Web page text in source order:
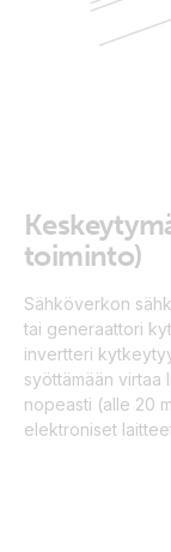
toiminto)
Sähköverkon
tai generaattori
invertteri
syöttämään virtaa
nopeasti (alle 20
elektroniset